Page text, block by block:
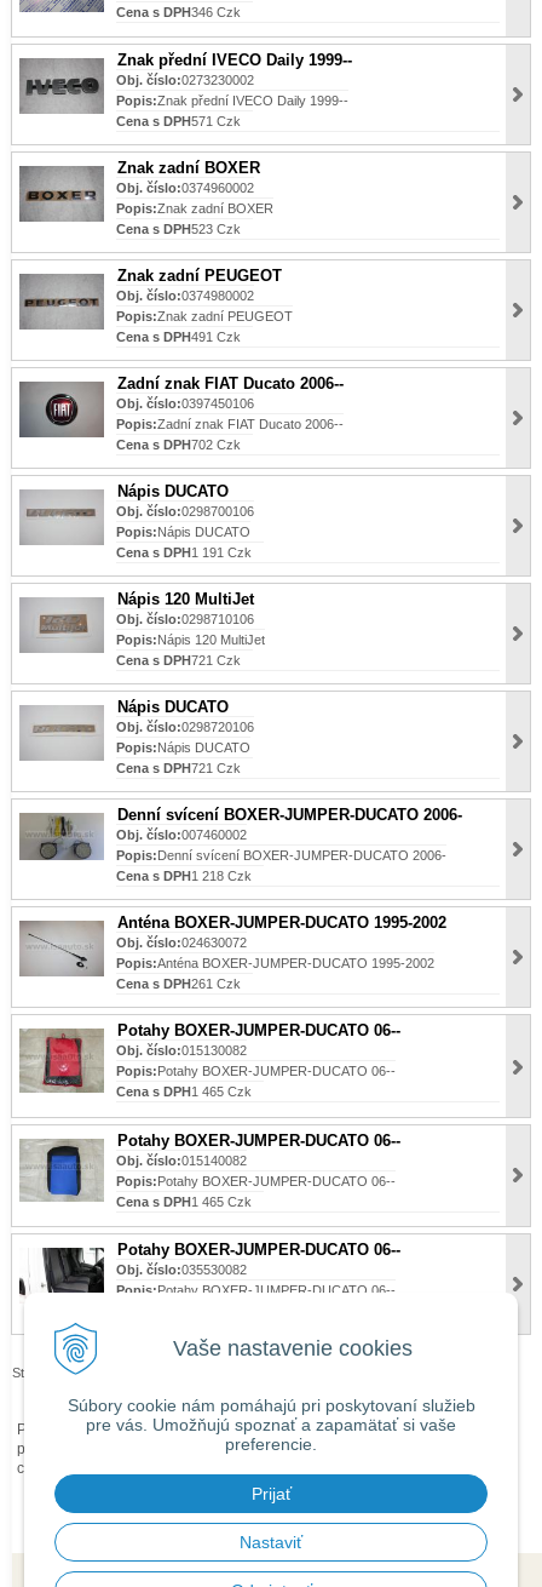
Vaše nastavenie cookies
Súbory cookie nám pomáhajú pri poskytovaní služieb
pre vás. Umožňujú spoznať a zapamätať si vaše
preferencie.
Prijať
Nastaviť
Cena s DPH346 Czk
Znak přední IVECO Daily 1999--
Obj. číslo:0273230002
Popis:Znak přední IVECO Daily 1999--
Cena s DPH571 Czk
Znak zadní BOXER
Obj. číslo:0374960002
Popis:Znak zadní BOXER
Cena s DPH523 Czk
Znak zadní PEUGEOT
Obj. číslo:0374980002
Popis:Znak zadní PEUGEOT
Cena s DPH491 Czk
Zadní znak FIAT Ducato 2006--
Obj. číslo:0397450106
Popis:Zadní znak FIAT Ducato 2006--
Cena s DPH702 Czk
Nápis DUCATO
Obj. číslo:0298700106
Popis:Nápis DUCATO
Cena s DPH1 191 Czk
Nápis 120 MultiJet
Obj. číslo:0298710106
Popis:Nápis 120 MultiJet
Cena s DPH721 Czk
Nápis DUCATO
Obj. číslo:0298720106
Popis:Nápis DUCATO
Cena s DPH721 Czk
Denní svícení BOXER-JUMPER-DUCATO 2006-
Obj. číslo:007460002
Popis:Denní svícení BOXER-JUMPER-DUCATO 2006-
Cena s DPH1 218 Czk
Anténa BOXER-JUMPER-DUCATO 1995-2002
Obj. číslo:024630072
Popis:Anténa BOXER-JUMPER-DUCATO 1995-2002
Cena s DPH261 Czk
Potahy BOXER-JUMPER-DUCATO 06--
Obj. číslo:015130082
Popis:Potahy BOXER-JUMPER-DUCATO 06--
Cena s DPH1 465 Czk
Potahy BOXER-JUMPER-DUCATO 06--
Obj. číslo:015140082
Popis:Potahy BOXER-JUMPER-DUCATO 06--
Cena s DPH1 465 Czk
Potahy BOXER-JUMPER-DUCATO 06--
Obj. číslo:035530082
Popis:Potahy BOXER-JUMPER-DUCATO 06--
Stránky: 1
Při zaslání zboží mimo území České republiky budou ke každé objednávce
přičteny náklady na dopravu mimo území ČR dle
ceně Vás budeme předem informovat telefonicky nebo e-mailem.